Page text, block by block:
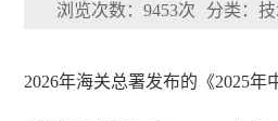
浏览次数：9453次 分类：
2026年海关总署发布的《2025年